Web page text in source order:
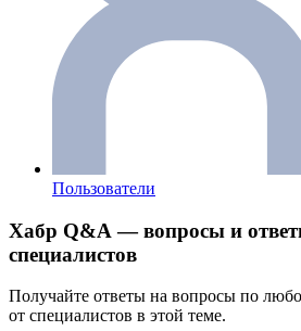
Пользователи
Хабр Q&A — вопросы и
специалистов
Получайте ответы на вопросы по
от специалистов в этой теме.